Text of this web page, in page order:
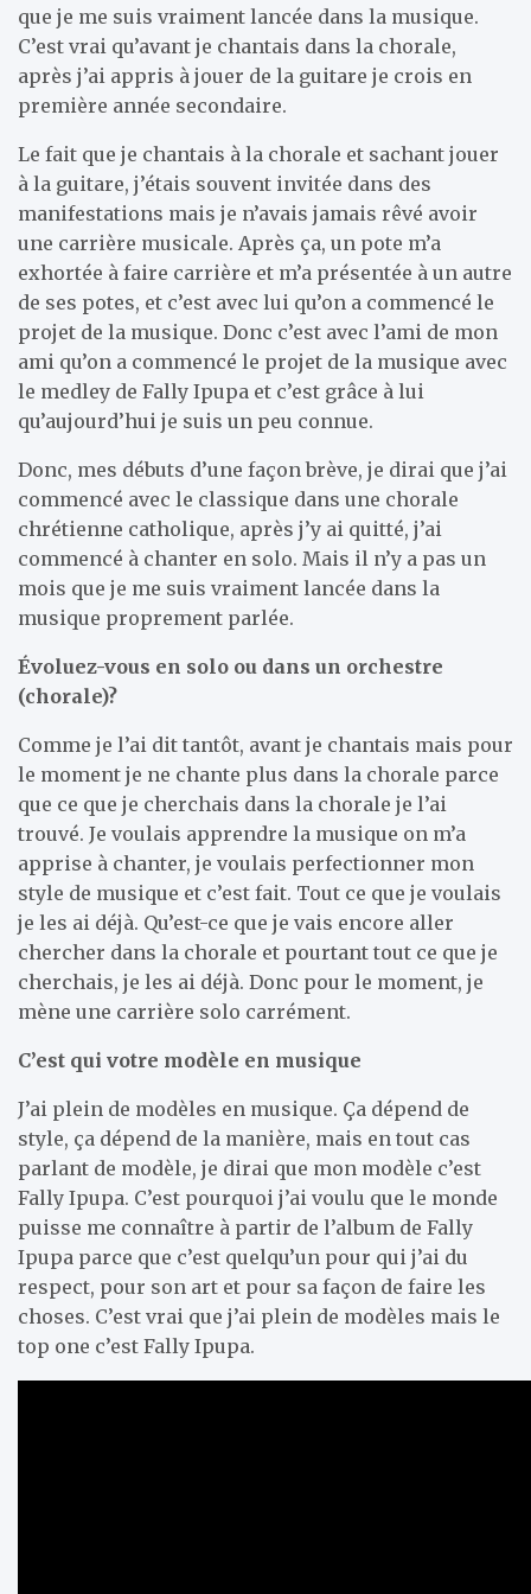
que je me suis vraiment lancée dans la musique.
C’est vrai qu’avant je chantais dans la chorale,
après j’ai appris à jouer de la guitare je crois en
première année secondaire.
Le fait que je chantais à la chorale et sachant jouer
à la guitare, j’étais souvent invitée dans des
manifestations mais je n’avais jamais rêvé avoir
une carrière musicale. Après ça, un pote m’a
exhortée à faire carrière et m’a présentée à un autre
de ses potes, et c’est avec lui qu’on a commencé le
projet de la musique. Donc c’est avec l’ami de mon
ami qu’on a commencé le projet de la musique avec
le medley de Fally Ipupa et c’est grâce à lui
qu’aujourd’hui je suis un peu connue.
Donc, mes débuts d’une façon brève, je dirai que j’ai
commencé avec le classique dans une chorale
chrétienne catholique, après j’y ai quitté, j’ai
commencé à chanter en solo. Mais il n’y a pas un
mois que je me suis vraiment lancée dans la
musique proprement parlée.
Évoluez-vous en solo ou dans un orchestre
(chorale)?
Comme je l’ai dit tantôt, avant je chantais mais pour
le moment je ne chante plus dans la chorale parce
que ce que je cherchais dans la chorale je l’ai
trouvé. Je voulais apprendre la musique on m’a
apprise à chanter, je voulais perfectionner mon
style de musique et c’est fait. Tout ce que je voulais
je les ai déjà. Qu’est-ce que je vais encore aller
chercher dans la chorale et pourtant tout ce que je
cherchais, je les ai déjà. Donc pour le moment, je
mène une carrière solo carrément.
C’est qui votre modèle en musique
J’ai plein de modèles en musique. Ça dépend de
style, ça dépend de la manière, mais en tout cas
parlant de modèle, je dirai que mon modèle c’est
Fally Ipupa. C’est pourquoi j’ai voulu que le monde
puisse me connaître à partir de l’album de Fally
Ipupa parce que c’est quelqu’un pour qui j’ai du
respect, pour son art et pour sa façon de faire les
choses. C’est vrai que j’ai plein de modèles mais le
top one c’est Fally Ipupa.